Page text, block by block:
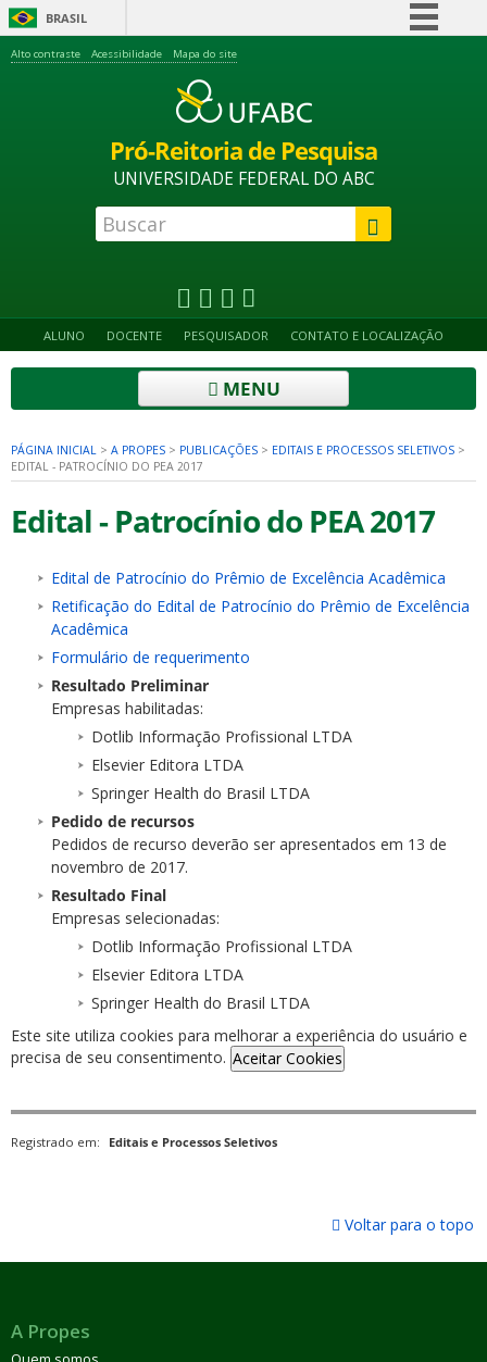
BRASIL
Acesso à informação
Alto contraste Acessibilidade Mapa do site
Pró-Reitoria de Pesquisa
UNIVERSIDADE FEDERAL DO ABC
ALUNO DOCENTE PESQUISADOR CONTATO E LOCALIZAÇÃO
MENU
PÁGINA INICIAL > A PROPES > PUBLICAÇÕES > EDITAIS E PROCESSOS SELETIVOS >
EDITAL - PATROCÍNIO DO PEA 2017
Edital - Patrocínio do PEA 2017
Edital de Patrocínio do Prêmio de Excelência Acadêmica
Retificação do Edital de Patrocínio do Prêmio de Excelência
Acadêmica
Formulário de requerimento
Resultado Preliminar
Empresas habilitadas:
Dotlib Informação Profissional LTDA
Elsevier Editora LTDA
Springer Health do Brasil LTDA
Pedido de recursos
Pedidos de recurso deverão ser apresentados em 13 de
novembro de 2017.
Resultado Final
Empresas selecionadas:
Dotlib Informação Profissional LTDA
Elsevier Editora LTDA
Springer Health do Brasil LTDA
Este site utiliza cookies para melhorar a experiência do usuário e
precisa de seu consentimento. Aceitar Cookies
Registrado em: Editais e Processos Seletivos
Voltar para o topo
A Propes